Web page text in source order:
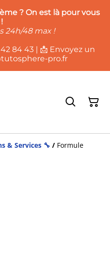
? On est là pour vous
!
24h/48 max !
84 43 | 📩 Envoyez un
pro.fr
& Services 🔧 / Formule